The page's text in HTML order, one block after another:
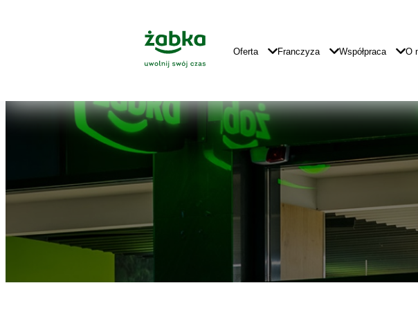
Główne
Logo
Główna
Nawigacja
Oferta Franczyza Współpraca O